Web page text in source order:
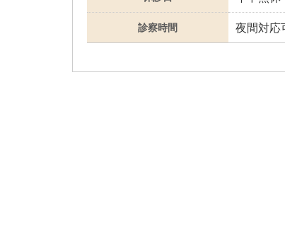
診察時間 夜間対応